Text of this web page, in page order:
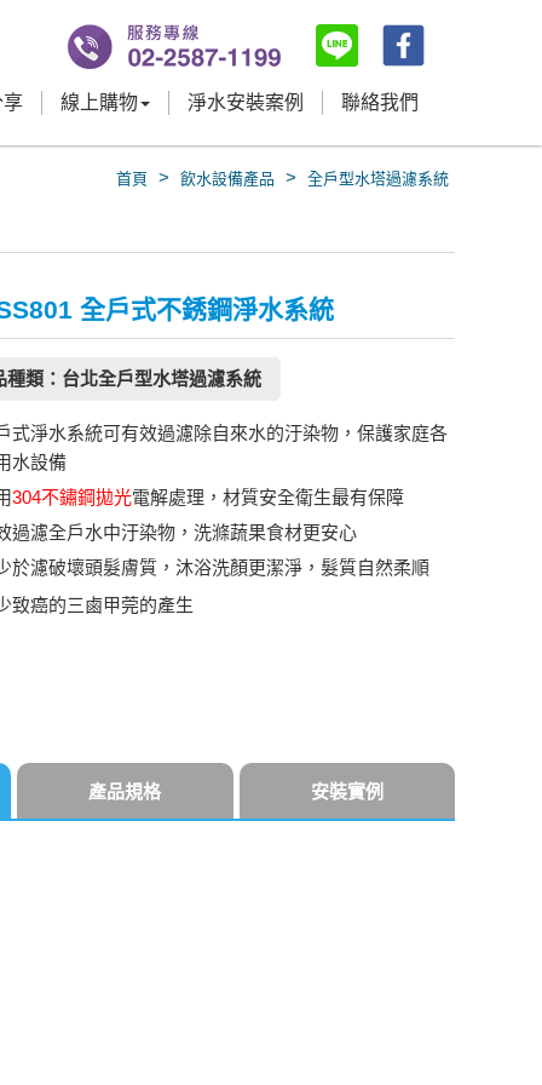
享 線上購物 淨水安裝案例 聯絡我們
首頁 > 飲水設備產品 > 全戶型水塔過濾系統
全戶式不銹鋼淨水系統
種類：台北全戶型水塔過濾系統
式淨水系統可有效過濾除自來水的汙染物，保護家庭各
水設備
304不鏽鋼拋光電解處理，材質安全衛生最有保障
過濾全戶水中汙染物，洗滌蔬果食材更安心
於濾破壞頭髮膚質，沐浴洗顏更潔淨，髮質自然柔順
致癌的三鹵甲莞的產生
產品規格 安裝實例